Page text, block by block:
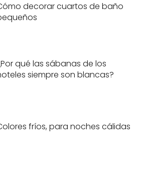
decorar cuartos de baño
qué las sábanas de los
siempre son blancas?
fríos, para noches cálidas